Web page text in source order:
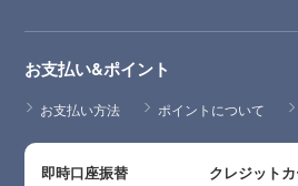
お支払い&ポイント
お支払い方法 ポイントについて
即時口座振替 クレジット